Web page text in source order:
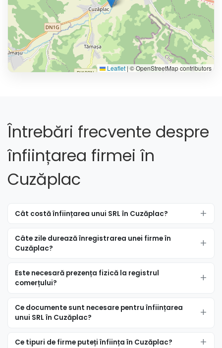
Leaflet | © OpenStreetMap contributors
Întrebări frecvente despre
înființarea firmei în
Cuzăplac
Cât costă înființarea unui SRL în Cuzăplac?
Câte zile durează înregistrarea unei firme în
Cuzăplac?
Este necesară prezența fizică la registrul
comerțului?
Ce documente sunt necesare pentru înființarea
unui SRL în Cuzăplac?
Ce tipuri de firme puteți înființa în Cuzăplac?